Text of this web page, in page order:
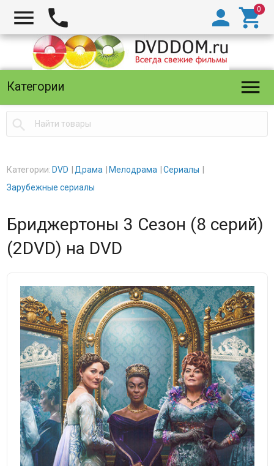
  

Категории 

Категории: DVD Драма Мелодрама
Сериалы
Зарубежные сериалы
Бриджертоны 3 Сезон (8 серий)
(2DVD) на DVD